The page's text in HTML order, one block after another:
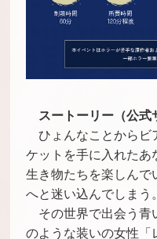
スートーリー（公式
ひょんなことからビ
ケットを手に入れたあ
生き物たちを楽しんで
へと迷い込んでしまう。
その世界で出会う青
のような装いの女性「